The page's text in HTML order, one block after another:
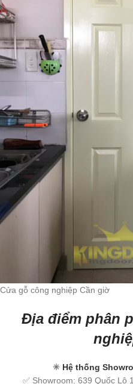
Cửa gỗ công nghiệp Cần giờ
Địa điểm phân
✳ Hệ thống
✅ Showroom: 639 Quốc